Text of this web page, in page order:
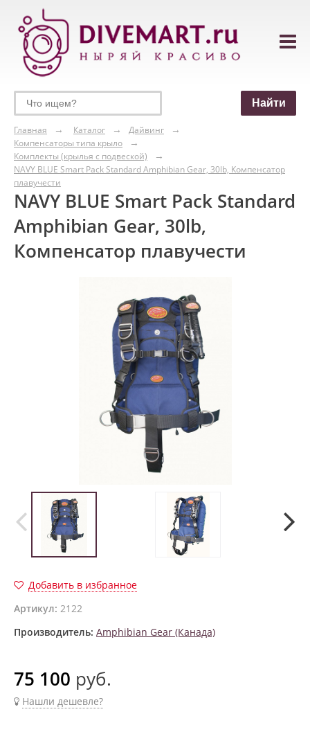
Главная Каталог
Дайвинг
Компенсаторы типа крыло
Комплекты (крылья с подвеской)
NAVY BLUE Smart Pack Standard Amphibian Gear, 30lb, Компенсатор
плавучести
NAVY BLUE Smart Pack Standard
Amphibian Gear, 30lb,
Компенсатор плавучести
Добавить в избранное
Артикул: 2122
Производитель: Amphibian Gear (Канада)
75 100 руб.
Нашли дешевле?